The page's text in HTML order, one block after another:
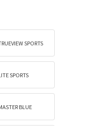
SPORTS
SPORTS
BLUE